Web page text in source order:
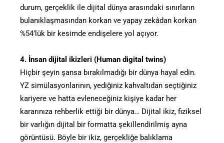
durum, gerçeklik ile dijital dünya arasındaki sınırların
bulanıklaşmasından korkan ve yapay zekâdan korkan
%54’lük bir kesimde endişelere yol açıyor.
4. İnsan dijital ikizleri (Human digital twins)
Hiçbir şeyin şansa bırakılmadığı bir dünya hayal edin.
YZ simülasyonlarının, yediğiniz kahvaltıdan seçtiğiniz
kariyere ve hatta evleneceğiniz kişiye kadar her
kararınıza rehberlik ettiği bir dünya… Dijital ikiz, fiziksel
bir varlığın dijital bir formatta şekillendirilmiş ayna
görüntüsü. Böyle bir ikiz, gerçekliğe balıklama